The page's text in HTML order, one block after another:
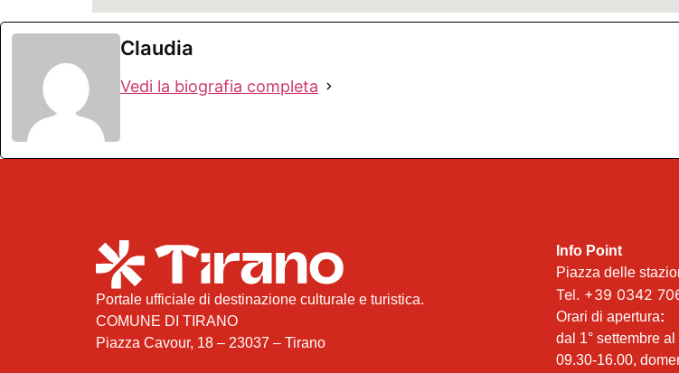
Claudia
Vedi la biografia completa
Portale ufficiale di destinazione culturale e turistica.
COMUNE DI TIRANO
Piazza Cavour, 18 – 23037 – Tirano
Info Point
Piazza delle
Tel. +39 0342
Orari di apertura:
dal 1° settembre
09.30-16.00,